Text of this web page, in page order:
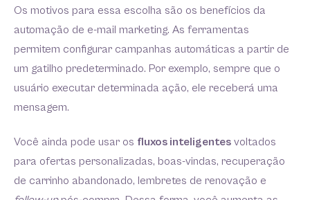
Os motivos para essa escolha são os benefícios da
automação de e-mail marketing. As ferramentas
permitem configurar campanhas automáticas a partir de
um gatilho predeterminado. Por exemplo, sempre que o
usuário executar determinada ação, ele receberá uma
mensagem.
Você ainda pode usar os fluxos inteligentes voltados
para ofertas personalizadas, boas-vindas, recuperação
de carrinho abandonado, lembretes de renovação e